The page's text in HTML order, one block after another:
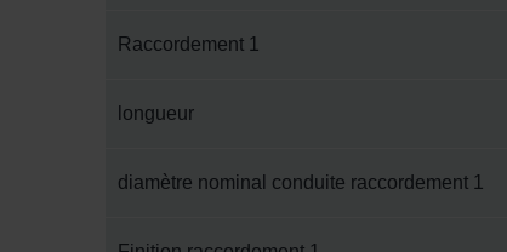
Zehnder Group Sales
Zehnder Polska Sp. z
Raccordement 1
longueur
diamètre nominal conduite raccordement 1